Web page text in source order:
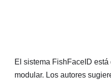
El sistema FishFaceID
modular. Los autores